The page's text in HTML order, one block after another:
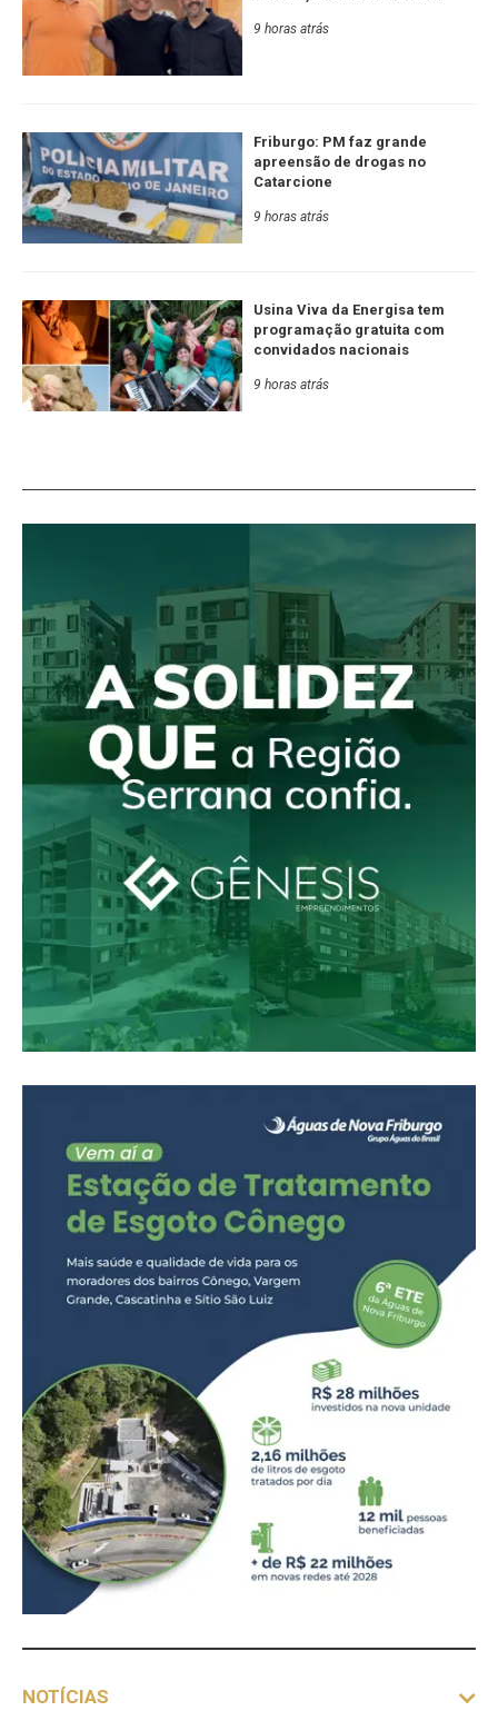
9 horas atrás
Friburgo: PM faz grande
apreensão de drogas no
Catarcione
9 horas atrás
Usina Viva da Energisa tem
programação gratuita com
convidados nacionais
9 horas atrás
NOTÍCIAS